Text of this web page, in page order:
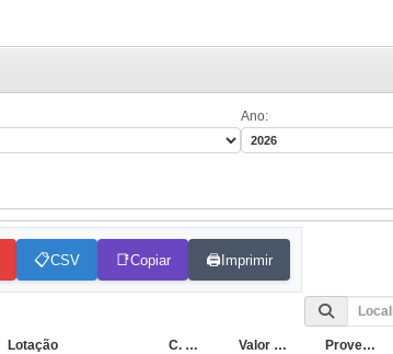
Ano:
📋CSV 📑Copiar 🖨️Imprimir
Lotação C. Horária Valor Base Provento